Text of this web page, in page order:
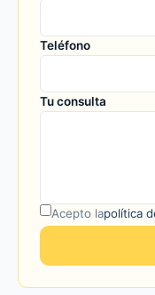
Teléfono
Tu consulta
Acepto lapolítica